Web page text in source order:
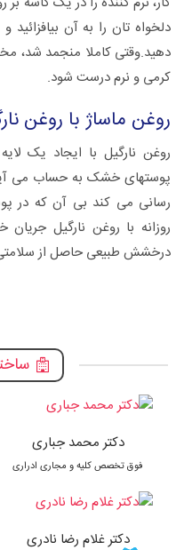
دلخواه تان را به آن
دهید.وقتی کاملا منجمد شد،
کرمی و نرم درست شود.
روغن ماساژ با روغن
روغن نارگیل با ایجاد یک
پوستهای خشک به حساب می
رسانی می کند بی آن که در
روزانه با روغن نارگیل
درخشش طبیعی حاصل از
دکتر محمد جباری
فوق تخصص کلیه و مجاری ادراری
دکتر غلام رضا نادری